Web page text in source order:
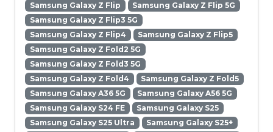
Samsung Galaxy Z Flip
Samsung Galaxy Z Flip 5G
Samsung Galaxy Z Flip3 5G
Samsung Galaxy Z Flip4
Samsung Galaxy Z Flip5
Samsung Galaxy Z Fold2 5G
Samsung Galaxy Z Fold3 5G
Samsung Galaxy Z Fold4
Samsung Galaxy Z Fold5
Samsung Galaxy A36 5G
Samsung Galaxy A56 5G
Samsung Galaxy S24 FE
Samsung Galaxy S25
Samsung Galaxy S25 Ultra
Samsung Galaxy S25+